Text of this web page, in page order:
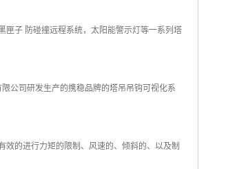
匣子 防碰撞远程系统，太阳能警示灯等一系列塔
公司研发生产的携稳品牌的塔吊吊钩可视化系
的进行力矩的限制、风速的、倾斜的、以及制